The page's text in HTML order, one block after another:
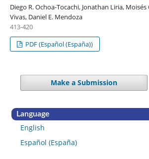
Diego R. Ochoa-Tocachi, Jonathan Liria,
Vivas, Daniel E. Mendoza
413-420
PDF (Español (España))
Make a Submission
Language
English
Español (España)